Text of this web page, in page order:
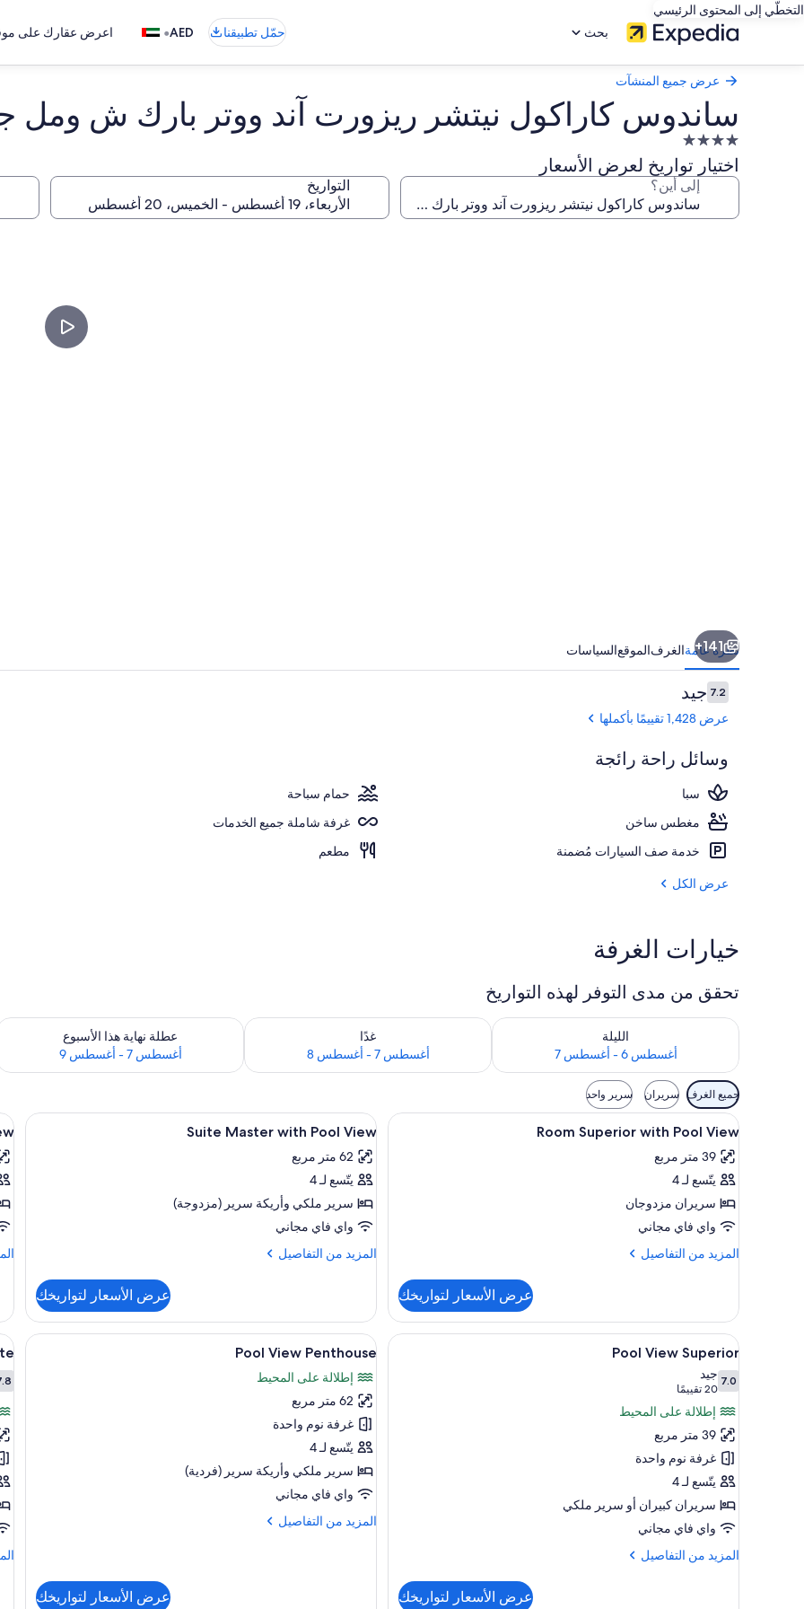
التخطّي إلى المحتوى الرئيسي
بحث
حمّل تطبيقنا AED
• اعرض عقارك على
عرض جميع المنشآت
ساندوس كاراكول نيتشر ريزورت آند ووتر بارك ش ومل
منشأة
فندقية
مصنفة
4.0
اختيار تواريخ لعرض الأسعار
إلى أين؟ التواريخ
141+
نظرة عامةالغرفالموقعالسياسات
التقييمات
7.27.2 من 10جيد
عرض 1,428 تقييمًا بأكملها
وسائل راحة رائجة
سبا
حمام سباحة
مغطس ساخن
غرفة شاملة جميع الخدمات
خدمة صف السيارات مُضمنة
مطعم
عرض الكل
خيارات الغرفة
تحقق من مدى التوفر لهذه التواريخ
الليلة
أغسطس 6 - أغسطس 7
تحقق من مدى التوفر لليلة للفترة أغسطس 6 - أغسطس 7
غدًا
أغسطس 7 - أغسطس 8
تحقق من مدى التوفر لغد للفترة أغسطس 7 - أغسطس 8
عطلة نهاية هذا الأسبوع
أغسطس 7 - أغسطس 9
تحقق من مدى التوفر لعطلة نهاية هذا الأسبوع
عوامل
التصفية
المتاحة
للغرف
جميع الغرف سريران سرير واحد
استعراض
جميع
صور
Room
Superior
with
Pool
View
عناصر مجانية داخل الميني بار وخزنة داخل الغرفة ومكتب
4
Room Superior with Pool View
39 متر مربع
يتّسع لـ 4
سريران مزدوجان
واي فاي مجاني
المزيد من التفاصيل
المزيد
Room
Superior
with
View
عرض الأسعار لتواريخك
استعراض
جميع
صور
Suite
Master
with
Pool
View
عناصر مجانية داخل الميني بار وخزنة داخل
5
Suite Master with Pool View
62 متر مربع
يتّسع لـ 4
سرير ملكي‫‬ وأريكة سرير (مزدوجة)
واي فاي مجاني
المزيد من التفاصيل
المزيد
Suite
Master
with
View
عرض الأسعار لتواريخك
استعراض
جميع
صور
Pool
View
Superior
عناصر مجانية داخل الميني بار وخزنة داخل الغرفة ومكتب
8
Pool View Superior
7.07.0 من 10
جيد
20 تقييمًا
(20
تقييمًا)
إطلالة على المحيط
39 متر مربع
غرفة نوم واحدة
يتّسع لـ 4
سريران كبيران‫‬ أو سرير ملكي
واي فاي مجاني
المزيد من التفاصيل
المزيد
عرض الأسعار لتواريخك
استعراض
جميع
صور
Pool
View
Penthouse
عناصر مجانية داخل الميني بار وخزنة داخل
9
Pool View Penthouse
إطلالة على المحيط
62 متر مربع
غرفة نوم واحدة
يتّسع لـ 4
سرير ملكي‫‬ وأريكة سرير (فردية)
واي فاي مجاني
المزيد من التفاصيل
المزيد
عرض الأسعار لتواريخك
1